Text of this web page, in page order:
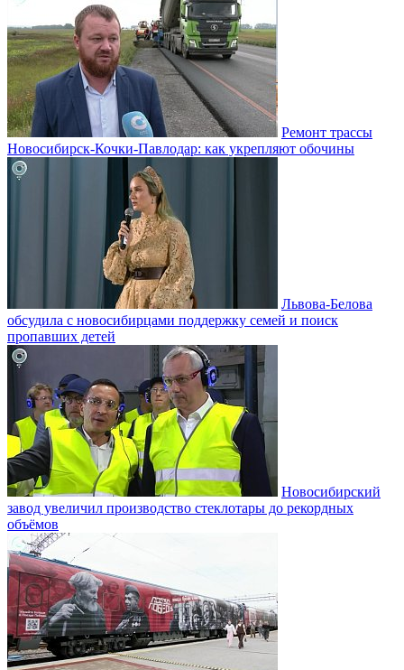
Ремонт трассы
Новосибирск-Кочки-Павлодар: как укрепляют обочины
Львова-Белова
обсудила с новосибирцами поддержку семей и поиск
пропавших детей
Новосибирский
завод увеличил производство стеклотары до рекордных
объёмов